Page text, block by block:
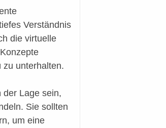
Verständnis
die virtuelle
zu unterhalten.
der Lage sein,
Sie sollten
um eine